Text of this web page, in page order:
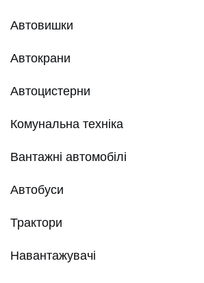
Автовишки
Автокрани
Автоцистерни
Комунальна техніка
Вантажні автомобілі
Автобуси
Трактори
Навантажувачі